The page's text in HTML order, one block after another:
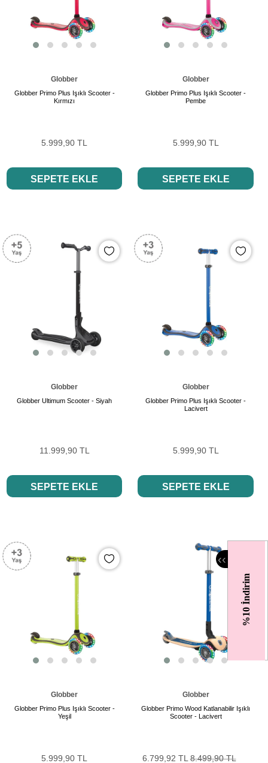
%10 İndirim
‹‹
Globber
Globber Primo Plus Işıklı Scooter -
Kırmızı
5.999,90 TL
SEPETE EKLE
Globber
Globber Primo Plus Işıklı Scooter -
Pembe
5.999,90 TL
SEPETE EKLE
Globber
Globber Ultimum Scooter - Siyah
11.999,90 TL
SEPETE EKLE
Globber
Globber Primo Plus Işıklı Scooter -
Lacivert
5.999,90 TL
SEPETE EKLE
Globber
Globber Primo Plus Işıklı Scooter -
Yeşil
5.999,90 TL
Globber
Globber Primo Wood Katlanabilir Işıklı
Scooter - Lacivert
6.799,92 TL 8.499,90 TL